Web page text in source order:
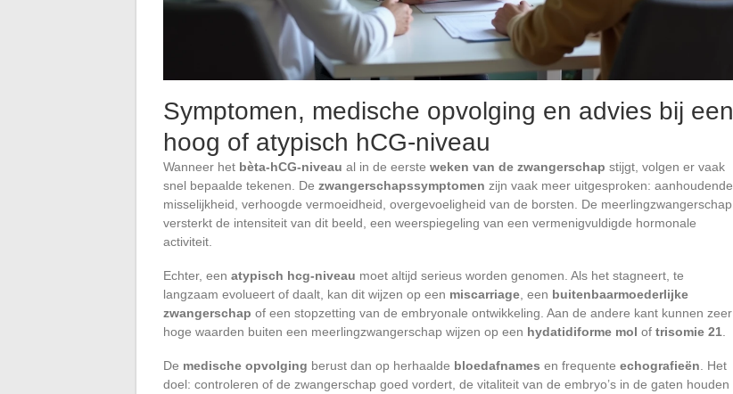
Symptomen, medische opvolging en advies bij een
hoog of atypisch hCG-niveau
Wanneer het bèta-hCG-niveau al in de eerste weken van de zwangerschap stijgt, volgen er vaak
snel bepaalde tekenen. De zwangerschapssymptomen zijn vaak meer uitgesproken: aanhoudende
misselijkheid, verhoogde vermoeidheid, overgevoeligheid van de borsten. De meerlingzwangerschap
versterkt de intensiteit van dit beeld, een weerspiegeling van een vermenigvuldigde hormonale
activiteit.
Echter, een atypisch hcg-niveau moet altijd serieus worden genomen. Als het stagneert, te
langzaam evolueert of daalt, kan dit wijzen op een miscarriage , een buitenbaarmoederlijke
zwangerschap of een stopzetting van de embryonale ontwikkeling. Aan de andere kant kunnen zeer
hoge waarden buiten een meerlingzwangerschap wijzen op een hydatidiforme mol of trisomie 21
De medische opvolging berust dan op herhaalde bloedafnames en frequente echografieën . Het
doel: controleren of de zwangerschap goed vordert, de vitaliteit van de embryo’s in de gaten houden